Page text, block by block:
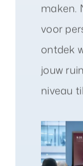
maken.
voor
ontdek
jouw
niveau